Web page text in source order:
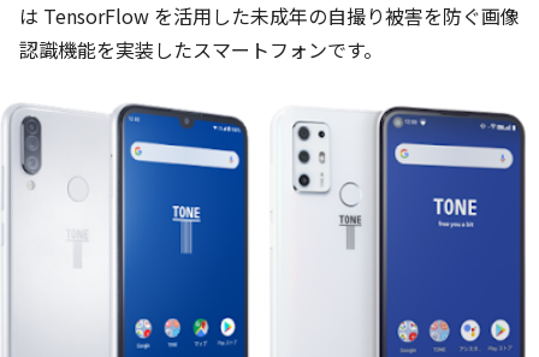
は TensorFlow を活用した未成年の自撮り被害を防ぐ画像
認識機能を実装したスマートフォンです。